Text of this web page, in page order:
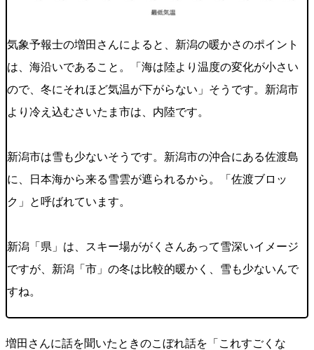
気象予報士の増田さんによると、新潟の暖かさのポイント
は、海沿いであること。「海は陸より温度の変化が小さい
ので、冬にそれほど気温が下がらない」そうです。新潟市
より冷え込むさいたま市は、内陸です。
新潟市は雪も少ないそうです。新潟市の沖合にある佐渡島
に、日本海から来る雪雲が遮られるから。「佐渡ブロッ
ク」と呼ばれています。
新潟「県」は、スキー場ががくさんあって雪深いイメージ
ですが、新潟「市」の冬は比較的暖かく、雪も少ないんで
すね。
増田さんに話を聞いたときのこぼれ話を「これすごくな